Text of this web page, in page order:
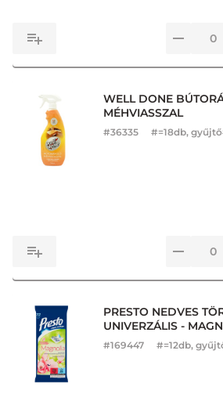
WELL DONE
MÉHVIASSZAL
#36335 #=18db,
PRESTO NEDVES
UNIVERZÁLIS -
#169447 #=12db,